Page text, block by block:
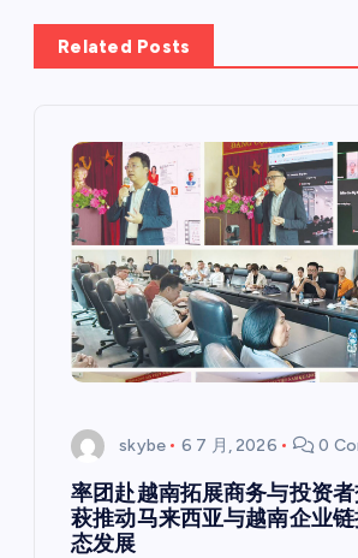
Related Posts
skybe 6 7 月, 2026 0
率团赴越南拓展商务与投资
萩推动马来西亚与越南企业
态发展